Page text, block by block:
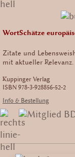
WortSchätze
Zitate und
mit aktueller Relevanz.
Kuppinger Verlag
ISBN 978-3-928856-52-2
Info & Bestellung